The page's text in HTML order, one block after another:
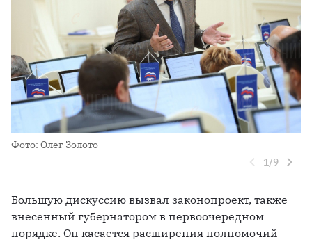
Фото: Олег Золото
1/9
Большую дискуссию вызвал законопроект, также
внесенный губернатором в первоочередном
порядке. Он касается расширения полномочий